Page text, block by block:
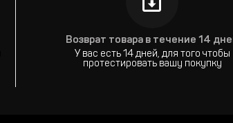
Возврат товара в течение 14
У вас есть 14 дней, для того чтобы
протестировать вашу покупку